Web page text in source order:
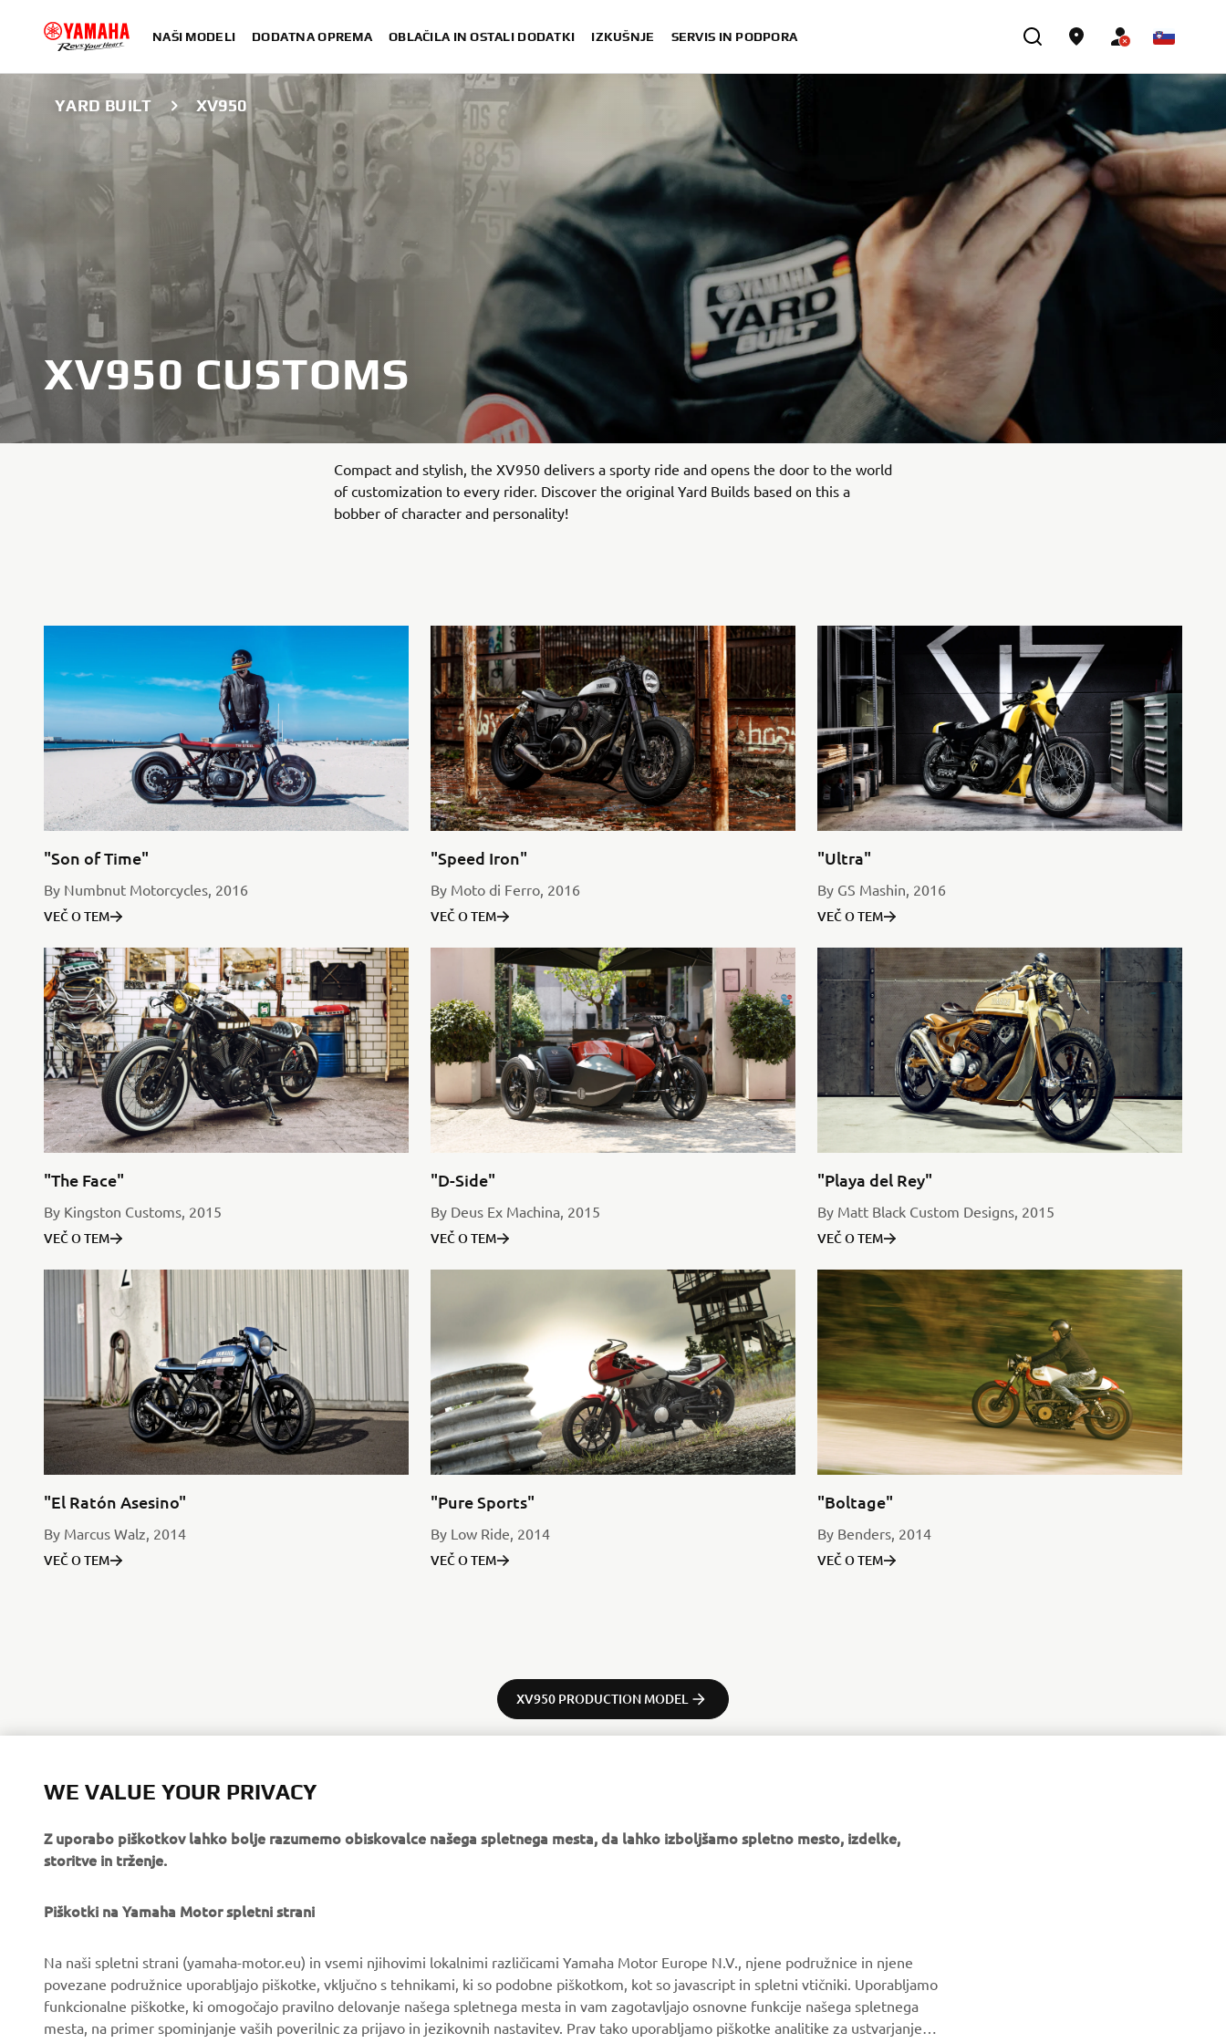
NAŠI MODELI DODATNA OPREMA OBLAČILA IN OSTALI DODATKI IZKUŠNJE SERVIS IN PODPORA
YARD BUILT XV950
XV950 CUSTOMS
Compact and stylish, the XV950 delivers a sporty ride and opens the door to the world
of customization to every rider. Discover the original Yard Builds based on this a
bobber of character and personality!
"Son of Time"
By Numbnut Motorcycles, 2016
VEČ O TEM
"Speed Iron"
By Moto di Ferro, 2016
VEČ O TEM
"Ultra"
By GS Mashin, 2016
VEČ O TEM
"The Face"
By Kingston Customs, 2015
VEČ O TEM
"D-Side"
By Deus Ex Machina, 2015
VEČ O TEM
"Playa del Rey"
By Matt Black Custom Designs, 2015
VEČ O TEM
"El Ratón Asesino"
By Marcus Walz, 2014
VEČ O TEM
"Pure Sports"
By Low Ride, 2014
VEČ O TEM
"Boltage"
By Benders, 2014
VEČ O TEM
XV950 PRODUCTION MODEL
PODJETJA
O nas
Press
Sistemi eBike
Igrišča za golf
Prvi odzivi
Yamaha Motor Global
Prodajalci Yamaha
Ravnanju z odpadnimi
baterijami
Preberite našo Politiko zasebnosti, da izveste, kako
WE VALUE YOUR PRIVACY
Z uporabo piškotkov lahko bolje razumemo obiskovalce našega spletnega mesta, da lahko izboljšamo spletno mesto, izdelke,
storitve in trženje.
Piškotki na Yamaha Motor spletni strani
Na naši spletni strani (yamaha-motor.eu) in vsemi njihovimi lokalnimi različicami Yamaha Motor Europe N.V., njene podružnice in njene
povezane podružnice uporabljajo piškotke, vključno s tehnikami, ki so podobne piškotkom, kot so javascript in spletni vtičniki. Uporabljamo
funkcionalne piškotke, ki omogočajo pravilno delovanje našega spletnega mesta in vam zagotavljajo osnovne funkcije našega spletnega
mesta, na primer spominjanje vaših poverilnic za prijavo in jezikovnih nastavitev. Prav tako uporabljamo piškotke analitike za ustvarjanje